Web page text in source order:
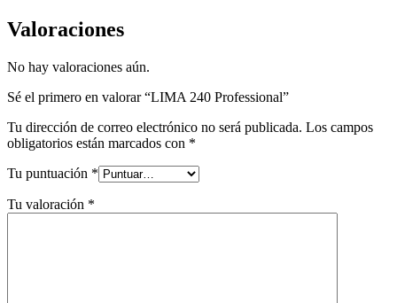
Valoraciones
No hay valoraciones aún.
Sé el primero en valorar “LIMA 240 Professional”
Tu dirección de correo electrónico no será publicada. Los campos
obligatorios están marcados con *
Tu puntuación *
Tu valoración *